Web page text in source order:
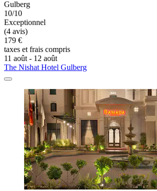
Gulberg
10/10
Exceptionnel
(4 avis)
179 €
taxes et frais compris
11 août - 12 août
The Nishat Hotel Gulberg